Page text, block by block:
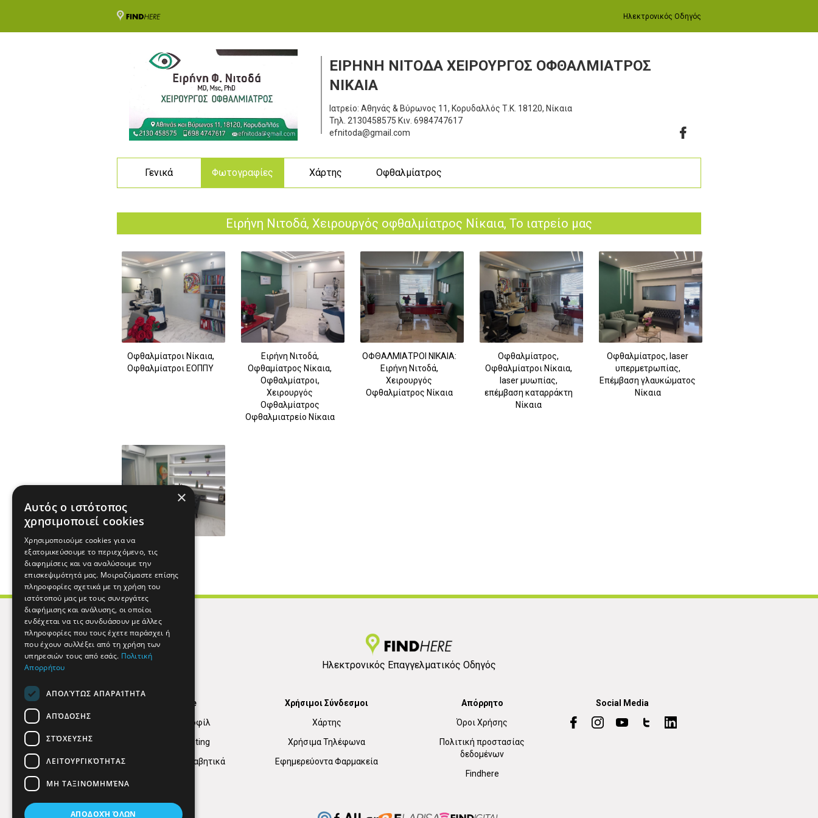
Ηλεκτρονικός Οδηγός
ΕΙΡΗΝΗ ΝΙΤΟΔΑ ΧΕΙΡΟΥΡΓΟΣ ΟΦΘΑΛΜΙΑΤΡΟΣ
ΝΙΚΑΙΑ
Ιατρείο: Αθηνάς & Βύρωνος 11, Κορυδαλλός Τ.Κ. 18120, Νίκαια
Τηλ. 2130458575 Κιν. 6984747617
efnitoda@gmail.com
Γενικά Φωτογραφίες Χάρτης Οφθαλμίατρος
Ειρήνη Νιτoδά, Χειρουργός οφθαλμίατρος Νίκαια, Το ιατρείο μας
Οφθαλμίατροι Νίκαια,
Οφθαλμίατροι ΕΟΠΠΥ
Ειρήνη Νιτοδά,
Οφθαμίατρος Νίκαια,
Οφθαλμίατροι,
Χειρουργός
Οφθαλμίατρος
Οφθαλμιατρείο Νίκαια
ΟΦΘΑΛΜΙΑΤΡΟΙ ΝΙΚΑΙΑ:
Ειρήνη Νιτοδά,
Χειρουργός
Οφθαλμίατρος Νίκαια
Οφθαλμίατρος,
Οφθαλμίατροι Νίκαια,
laser μυωπίας,
επέμβαση καταρράκτη
Νίκαια
Οφθαλμίατρος, laser
υπερμετρωπίας,
Επέμβαση γλαυκώματος
Νίκαια
Ηλεκτρονικός Επαγγελματικός Οδηγός
Find Here
Εταιρικό Προφίλ
Digital marketing
Κατηγορίες Αλφαβητικά
Χρήσιμοι Σύνδεσμοι
Χάρτης
Χρήσιμα Τηλέφωνα
Εφημερεύοντα Φαρμακεία
Απόρρητο
Όροι Χρήσης
Πολιτική προστασίας
δεδομένων
Findhere
Social Media
×
Αυτός ο ιστότοπος
χρησιμοποιεί cookies
Χρησιμοποιούμε cookies για να
εξατομικεύσουμε το περιεχόμενο, τις
διαφημίσεις και να αναλύσουμε την
επισκεψιμότητά μας. Μοιραζόμαστε επίσης
πληροφορίες σχετικά με τη χρήση του
ιστότοπού μας με τους συνεργάτες
διαφήμισης και ανάλυσης, οι οποίοι
ενδέχεται να τις συνδυάσουν με άλλες
πληροφορίες που τους έχετε παράσχει ή
που έχουν συλλέξει από τη χρήση των
υπηρεσιών τους από εσάς. Πολιτική
Απορρήτου
ΑΠΟΛΎΤΩΣ ΑΠΑΡΑΊΤΗΤΑ
ΑΠΌΔΟΣΗΣ
ΣΤΌΧΕΥΣΗΣ
ΛΕΙΤΟΥΡΓΙΚΌΤΗΤΑΣ
ΜΗ ΤΑΞΙΝΟΜΗΜΈΝΑ
ΑΠΟΔΟΧΉ ΌΛΩΝ